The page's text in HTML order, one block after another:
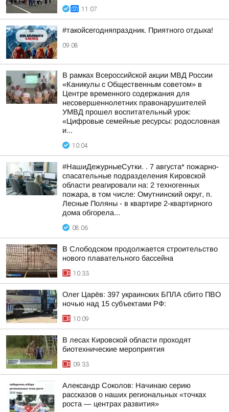
11:07
#такойсегодняпраздник. Приятного отдыха!
09:08
В рамках Всероссийской акции МВД России
«Каникулы с Общественным советом» в
Центре временного содержания для
несовершеннолетних правонарушителей
УМВД прошел воспитательный урок:
«Цифровые семейные ресурсы: родословная
и...
10:04
#НашиДежурныеСутки. . 7 августа* пожарно-
спасательные подразделения Кировской
области реагировали на: 2 техногенных
пожара, в том числе: Омутнинский округ, п.
Лесные Поляны - в квартире 2-квартирного
дома обгорела...
08:06
В Слободском продолжается строительство
нового плавательного бассейна
10:33
Олег Царёв: 397 украинских БПЛА сбито ПВО
ночью над 15 субъектами РФ:
10:09
В лесах Кировской области проходят
биотехнические мероприятия
09:33
Александр Соколов: Начинаю серию
рассказов о наших региональных «точках
роста — центрах развития»